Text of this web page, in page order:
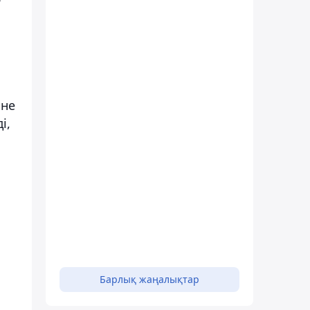
Барлық жаңалықтар